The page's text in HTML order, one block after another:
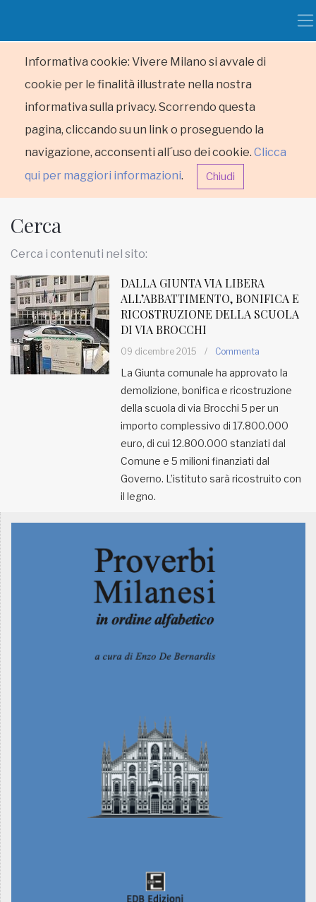
Informativa cookie: Vivere Milano si avvale di
cookie per le finalità illustrate nella nostra
informativa sulla privacy. Scorrendo questa
pagina, cliccando su un link o proseguendo la
navigazione, acconsenti all´uso dei cookie. Clicca
qui per maggiori informazioni. Chiudi
HOME
RUBRICHE
MUNICIPI
Inviateci le vostre segnalazioni
Informativa sulla privacy
Cerca
Cerca i contenuti nel sito:
DALLA GIUNTA VIA LIBERA
ALL’ABBATTIMENTO, BONIFICA E
RICOSTRUZIONE DELLA SCUOLA
DI VIA BROCCHI
09 dicembre 2015 / Commenta
La Giunta comunale ha approvato la
demolizione, bonifica e ricostruzione
della scuola di via Brocchi 5 per un
importo complessivo di 17.800.000
euro, di cui 12.800.000 stanziati dal
Comune e 5 milioni finanziati dal
Governo. L’istituto sarà ricostruito con
il legno.